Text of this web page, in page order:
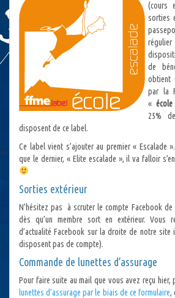
(cours
sorties
de
obtient
par la
« école
25%
disposent de ce label.
Ce label vient s’ajouter au premier « Escalade
que le dernier, « Elite escalade », il va falloir
Sorties extérieur
N’hésitez pas à scruter le compte Facebook
dès qu’un membre sort en extérieur. Vous
d’actualité Facebook sur la droite de notre site
disposent pas de compte).
Commande de lunettes d’assurage
Pour faire suite au mail que vous avez reçu hier,
lunettes d’assurage par le biais de ce formulaire,